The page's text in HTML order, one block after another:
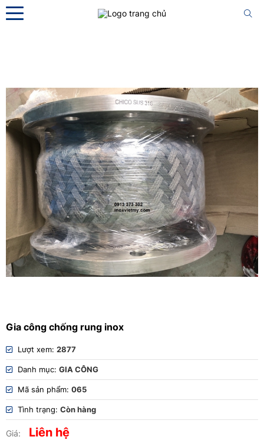
Gia công chống rung inox
Lượt xem: 2877
Danh mục: GIA CÔNG
Mã sản phẩm: 065
Tình trạng: Còn hàng
Giá: Liên hệ